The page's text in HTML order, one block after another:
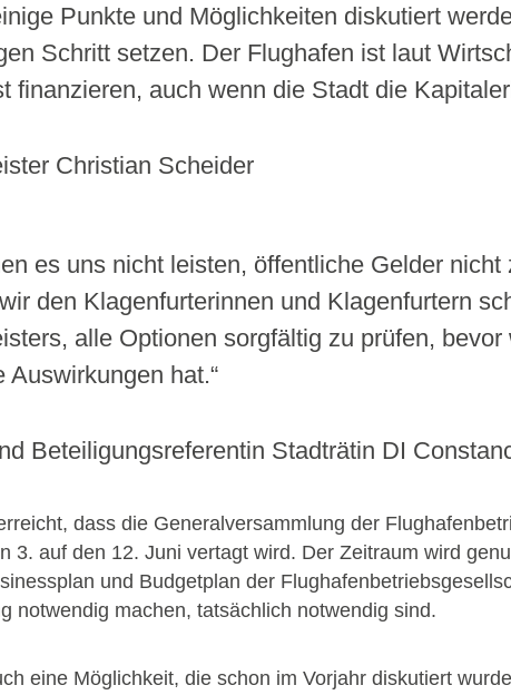
Punkte und Möglichkeiten diskutiert
Schritt setzen. Der Flughafen ist laut
finanzieren, auch wenn die Stadt die
Christian Scheider
es uns nicht leisten, öffentliche Gelder
den Klagenfurterinnen und Klagenfurtern
alle Optionen sorgfältig zu prüfen,
Auswirkungen hat.“
Beteiligungsreferentin Stadträtin DI
dass die Generalversammlung der
3. auf den 12. Juni vertagt wird. Der Zeitraum wird
und Budgetplan der
notwendig machen, tatsächlich notwendig sind.
eine Möglichkeit, die schon im Vorjahr diskutiert